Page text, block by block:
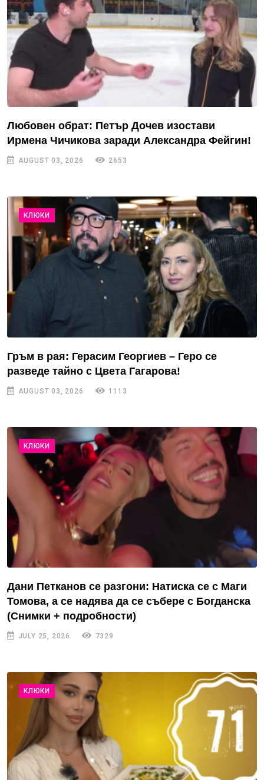
Любовен обрат: Петър Дочев изостави
Ирмена Чичикова заради Александра Фейгин!
AUGUST 03, 2026 2653
КЛЮКИ
Гръм в рая: Герасим Георгиев – Геро се
разведе тайно с Цвета Гагарова!
AUGUST 03, 2026 1113
КЛЮКИ
Дани Петканов се разгони: Натиска се с Маги
Томова, а се надява да се събере с Богданска
(Снимки + подробности)
JULY 25, 2026 7329
КЛЮКИ